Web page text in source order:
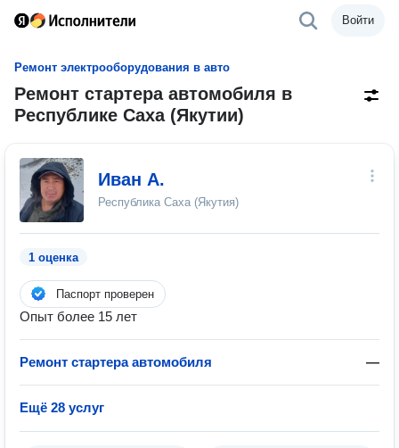
Войти
Ремонт электрооборудования в авто
Ремонт стартера автомобиля в
Республике Саха (Якутии)
Иван А.
Республика Саха (Якутия)
1 оценка
Паспорт проверен
Опыт более 15 лет
Ремонт стартера автомобиля —
Ещё 28 услуг